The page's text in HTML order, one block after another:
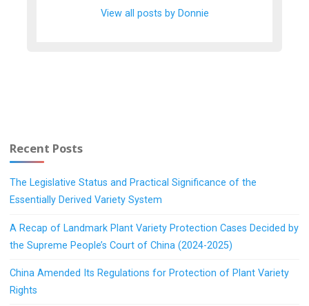
View all posts by Donnie
Recent Posts
The Legislative Status and Practical Significance of the
Essentially Derived Variety System
A Recap of Landmark Plant Variety Protection Cases Decided by
the Supreme People’s Court of China (2024-2025)
China Amended Its Regulations for Protection of Plant Variety
Rights